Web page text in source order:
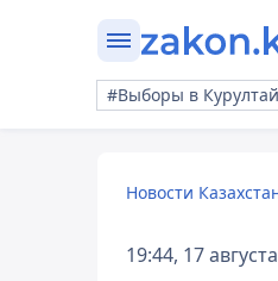
#Выборы в Курултай
Новости
19:44, 17